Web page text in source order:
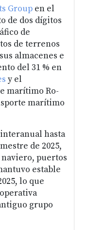
Groupen el
de dos dígitos
de
de terrenos
almacenes e
del 31 % en
y el
marítimo Ro-
marítimo
hasta
de 2025,
puertos
estable
lo que
grupo